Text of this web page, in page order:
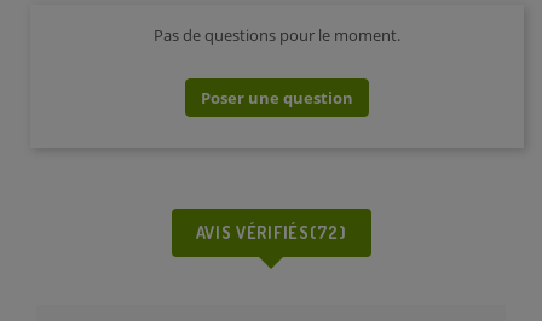
Pas de questions pour le moment.
Poser une question
AVIS VÉRIFIÉS(72)